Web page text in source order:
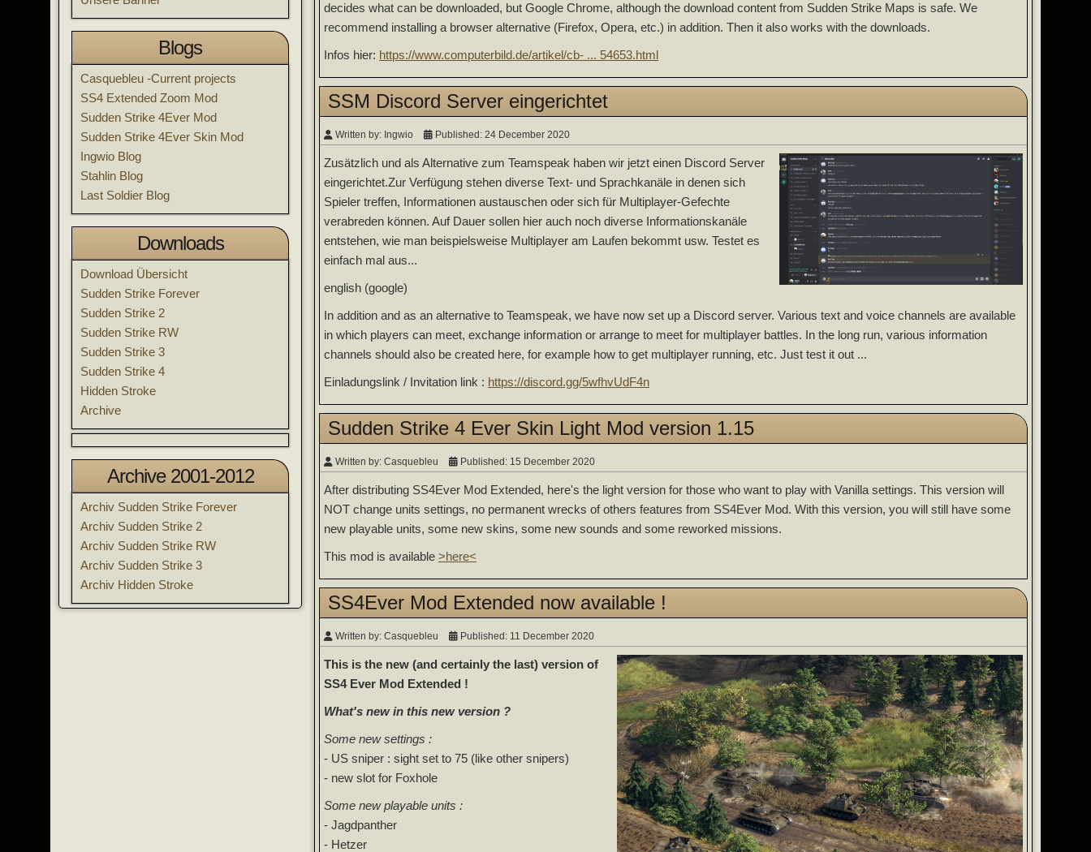
Blogs
Casquebleu -Current projects
SS4 Extended Zoom Mod
Sudden Strike 4Ever Mod
Sudden Strike 4Ever Skin Mod
Ingwio Blog
Stahlin Blog
Last Soldier Blog
Downloads
Download Übersicht
Sudden Strike Forever
Sudden Strike 2
Sudden Strike RW
Sudden Strike 3
Sudden Strike 4
Hidden Stroke
Archive
Archive 2001-2012
Archiv Sudden Strike Forever
Archiv Sudden Strike 2
Archiv Sudden Strike RW
Archiv Sudden Strike 3
Archiv Hidden Stroke
decides what can be downloaded, but Google Chrome, although the download content from Sudden Strike Maps is safe. We
recommend installing a browser alternative (Firefox, Opera, etc.) in addition. Then it also works with the downloads.
Infos hier: https://www.computerbild.de/artikel/cb- ... 54653.html
SSM Discord Server eingerichtet
Written by: Ingwio Published: 24 December 2020
Zusätzlich und als Alternative zum Teamspeak haben wir jetzt einen Discord Server
eingerichtet.Zur Verfügung stehen diverse Text- und Sprachkanäle in denen sich
Spieler treffen, Informationen austauschen oder sich für Multiplayer-Gefechte
verabreden können. Auf Dauer sollen hier auch noch diverse Informationskanäle
entstehen, wie man beispielsweise Multiplayer am Laufen bekommt usw. Testet es
einfach mal aus...
english (google)
In addition and as an alternative to Teamspeak, we have now set up a Discord server. Various text and voice channels are available
in which players can meet, exchange information or arrange to meet for multiplayer battles. In the long run, various information
channels should also be created here, for example how to get multiplayer running, etc. Just test it out ...
Einladungslink / Invitation link : https://discord.gg/5wfhvUdF4n
Sudden Strike 4 Ever Skin Light Mod version 1.15
Written by: Casquebleu Published: 15 December 2020
After distributing SS4Ever Mod Extended, here's the light version for those who want to play with Vanilla settings. This version will
NOT change units settings, no permanent wrecks of others features from SS4Ever Mod. With this version, you will still have some
new playable units, some new skins, some new sounds and some reworked missions.
This mod is available >here<
SS4Ever Mod Extended now available !
Written by: Casquebleu Published: 11 December 2020
This is the new (and certainly the last) version of
SS4 Ever Mod Extended !
What's new in this new version ?
Some new settings :
- US sniper : sight set to 75 (like other snipers)
- new slot for Foxhole
Some new playable units :
- Jagdpanther
- Hetzer